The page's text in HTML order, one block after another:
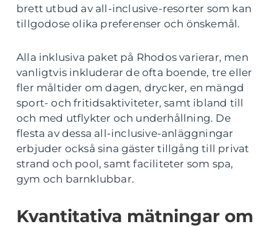
brett utbud av all-inclusive-resorter som kan
tillgodose olika preferenser och önskemål.
Alla inklusiva paket på Rhodos varierar, men
vanligtvis inkluderar de ofta boende, tre eller
fler måltider om dagen, drycker, en mängd
sport- och fritidsaktiviteter, samt ibland till
och med utflykter och underhållning. De
flesta av dessa all-inclusive-anläggningar
erbjuder också sina gäster tillgång till privat
strand och pool, samt faciliteter som spa,
gym och barnklubbar.
Kvantitativa mätningar om